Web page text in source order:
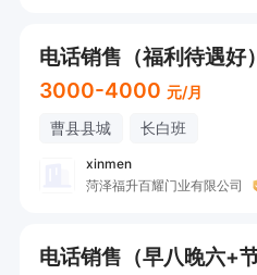
电话销售（福利待遇好）
3000-4000 元/月
曹县县城 长白班
xinmen
菏泽福升百耀门业有限公司
电话销售（早八晚六+